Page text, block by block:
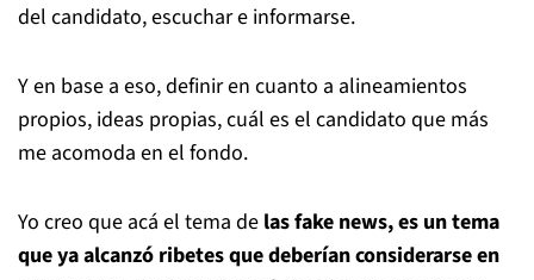
del candidato, escuchar e informarse.
Y en base a eso, definir en cuanto a alineamientos
propios, ideas propias, cuál es el candidato que más
me acomoda en el fondo.
Yo creo que acá el tema de las fake news, es un tema
que ya alcanzó ribetes que deberían considerarse en